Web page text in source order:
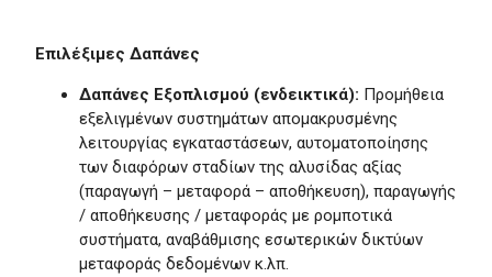
Επιλέξιμες Δαπάνες
Δαπάνες Εξοπλισμού (ενδεικτικά): Προμήθεια
εξελιγμένων συστημάτων απομακρυσμένης
λειτουργίας εγκαταστάσεων, αυτοματοποίησης
των διαφόρων σταδίων της αλυσίδας αξίας
(παραγωγή – μεταφορά – αποθήκευση), παραγωγής
/ αποθήκευσης / μεταφοράς με ρομποτικά
συστήματα, αναβάθμισης εσωτερικών δικτύων
μεταφοράς δεδομένων κ.λπ.